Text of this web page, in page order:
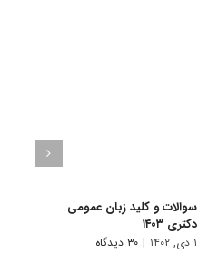
سوالات و کلید زبان عمومی
دکتری ۱۴۰۳
۱ دی, ۱۴۰۲ | ۳۰ دیدگاه